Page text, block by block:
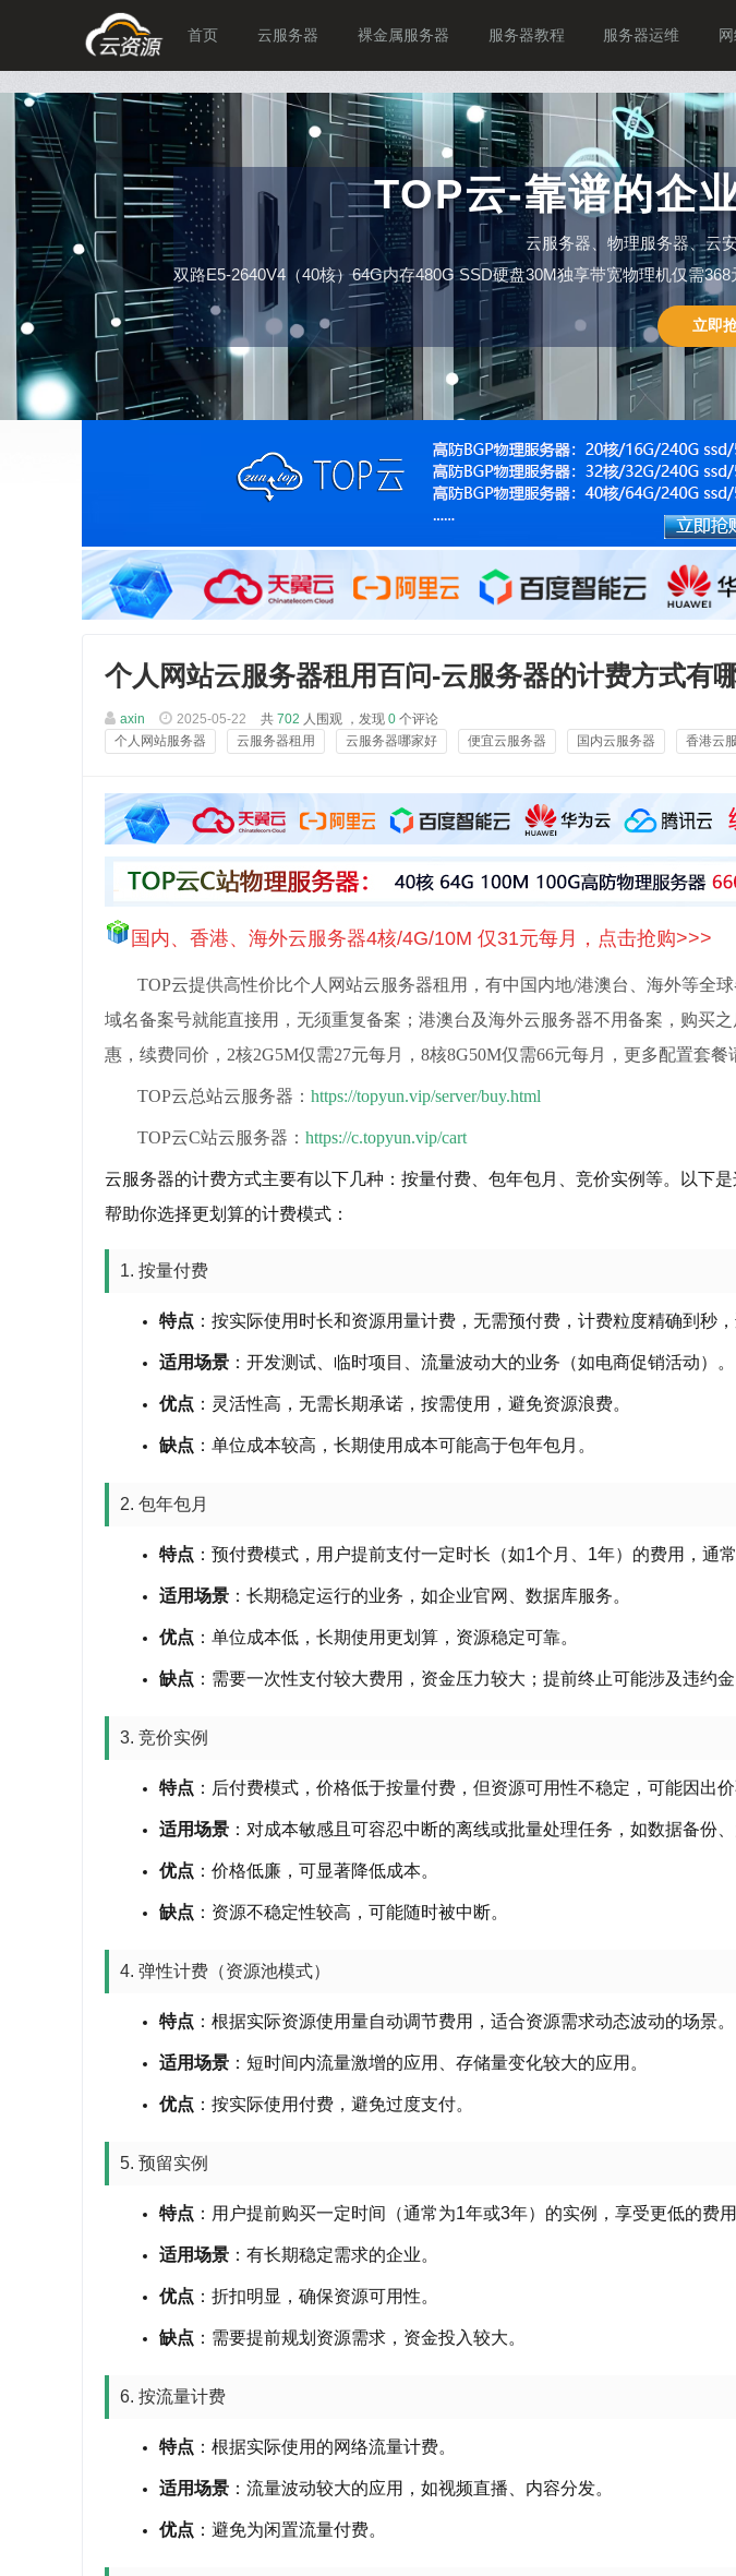
TOP云-靠谱的企
云服务器、物理服务器、云
双路E5-2640V4（40核）64G内存480G SSD硬盘30M独享带宽物理机仅需
立即
首页 云服务器 裸金属服务器 服务器教程 服务器运维
个人网站云服务器租用百问-云服务器的计费方式有
axin 2025-05-22 共 702 人围观 ，发现 0 个评论
个人网站服务器
云服务器租用 云服务器哪家好 便宜云服务器 国内云服务器 香港云
国内、香港、海外云服务器4核/4G/10M 仅31元每月，点击抢购>>>
TOP云提供高性价比个人网站云服务器租用，有中国内地/港澳台、海外等全
域名备案号就能直接用，无须重复备案； 港澳台及海外云服务器不用备案，购买
惠，续费同价，2核2G5M仅需27元每月，8核8G50M仅需66元每月，更多配置套餐
TOP云总站云服务器： https://topyun.vip/server/buy.html
TOP云C站云服务器： https://c.topyun.vip/cart
云服务器的计费方式主要有以下几种：按量付费、包年包月、竞价实例等。以下
帮助你选择更划算的计费模式：
1. 按量付费
特点 ：按实际使用时长和资源用量计费，无需预付费，计费粒度精确到秒
适用场景：开发测试、临时项目、流量波动大的业务（如电商促销活动） 。
优点 ：灵活性高，无需长期承诺，按需使用，避免资源浪费。
缺点 ：单位成本较高，长期使用成本可能高于包年包月 。
2. 包年包月
特点 ：预付费模式，用户提前支付一定时长（如1个月、1年）的费用，通
适用场景：长期稳定运行的业务，如企业官网、数据库服务。
优点 ：单位成本低，长期使用更划算，资源稳定可靠。
缺点 ：需要一次性支付较大费用，资金压力较大；提前终止可能涉及违约金
3. 竞价实例
特点 ：后付费模式，价格低于按量付费，但资源可用性不稳定，可能因出
适用场景：对成本敏感且可容忍中断的离线或批量处理任务，如数据备份
优点 ：价格低廉，可显著降低成本。
缺点 ：资源不稳定性较高，可能随时被中断。
4. 弹性计费（资源池模式）
特点 ：根据实际资源使用量自动调节费用，适合资源需求动态波动的场景。
适用场景：短时间内流量激增的应用、存储量变化较大的应用 。
优点 ：按实际使用付费，避免过度支付。
5. 预留实例
特点 ：用户提前购买一定时间（通常为1年或3年）的实例，享受更低的费用
适用场景：有长期稳定需求的企业。
优点 ：折扣明显，确保资源可用性。
缺点 ：需要提前规划资源需求，资金投入较大。
6. 按流量计费
特点 ：根据实际使用的网络流量计费。
适用场景：流量波动较大的应用，如视频直播、内容分发。
优点 ：避免为闲置流量付费。